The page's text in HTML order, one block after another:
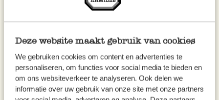
Deze website maakt gebruik van cookies
We gebruiken cookies om content en advertenties te
personaliseren, om functies voor social media te bieden en
om ons websiteverkeer te analyseren. Ook delen we
informatie over uw gebruik van onze site met onze partners
(GOTS), Feldblumen, 145 x